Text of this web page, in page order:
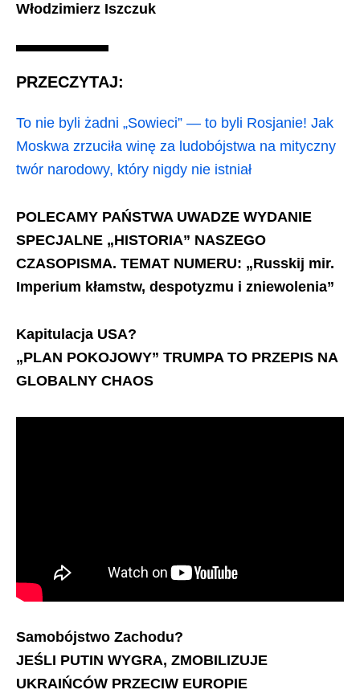
Włodzimierz Iszczuk
PRZECZYTAJ:
To nie byli żadni „Sowieci” — to byli Rosjanie! Jak
Moskwa zrzuciła winę za ludobójstwa na mityczny
twór narodowy, który nigdy nie istniał
POLECAMY PAŃSTWA UWADZE WYDANIE
SPECJALNE „HISTORIA” NASZEGO
CZASOPISMA. TEMAT NUMERU: „Russkij mir.
Imperium kłamstw, despotyzmu i zniewolenia”
Kapitulacja USA?
„PLAN POKOJOWY” TRUMPA TO PRZEPIS NA
GLOBALNY CHAOS
Samobójstwo Zachodu?
JEŚLI PUTIN WYGRA, ZMOBILIZUJE
UKRAIŃCÓW PRZECIW EUROPIE